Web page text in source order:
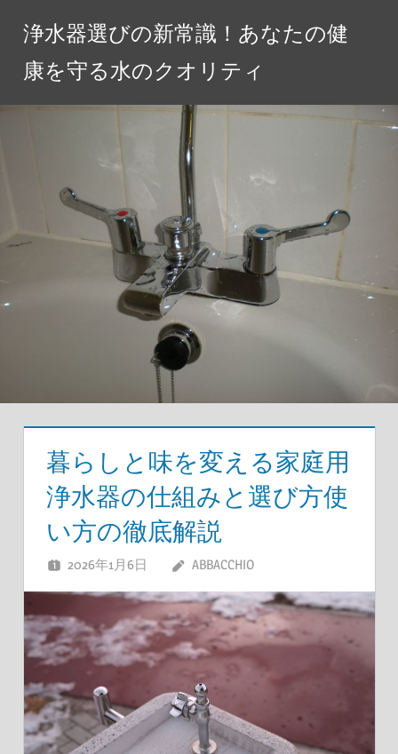
プ
浄水器選びの新常識！あなたの健
康を守る水のクオリティ
暮らしと味を変える家庭用
浄水器の仕組みと選び方使
い方の徹底解説
2026年1月6日 ABBACCHIO